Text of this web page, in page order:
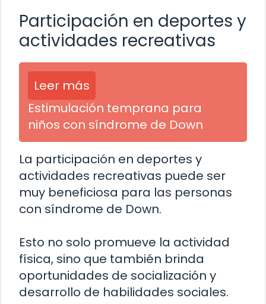
Participación en deportes y
actividades recreativas
Leer más
Estimulación temprana para
niños con síndrome de Down
La participación en deportes y
actividades recreativas puede ser
muy beneficiosa para las personas
con síndrome de Down.
Esto no solo promueve la actividad
física, sino que también brinda
oportunidades de socialización y
desarrollo de habilidades sociales.